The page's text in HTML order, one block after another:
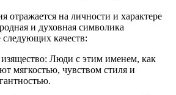
отражается на личности и характере
и духовная символика
следующих качеств:
Люди с этим именем, как
мягкостью, чувством стиля и